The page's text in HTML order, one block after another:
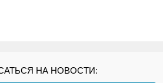
НА НОВОСТИ: